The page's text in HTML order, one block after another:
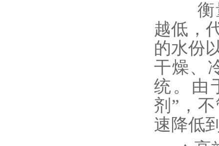
衡量
越低，
的水份
干燥、
统。由
剂”，
速降低